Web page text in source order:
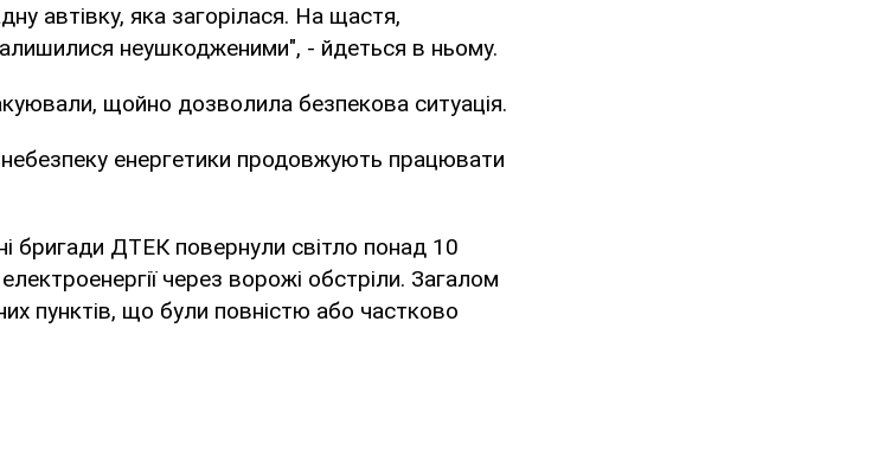
автівку, яка загорілася. На щастя,
неушкодженими", - йдеться в ньому.
щойно дозволила безпекова ситуація.
енергетики продовжують працювати
бригади ДТЕК повернули світло понад 10
через ворожі обстріли. Загалом
пунктів, що були повністю або частково